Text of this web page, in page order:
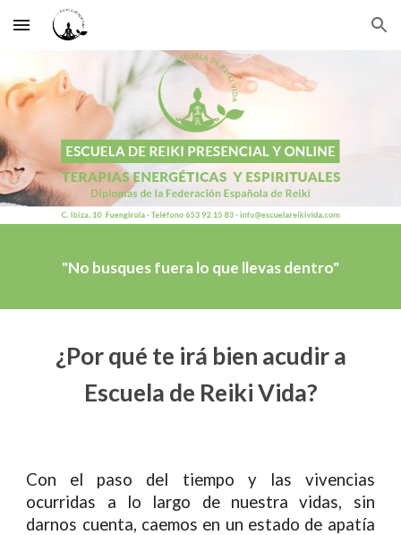
Skip to main content Skip to navigation
"No busques fuera lo que llevas dentro"
¿Por qué te irá bien acudir a
Escuela de Reiki Vida?
Con el paso del tiempo y las vivencias
ocurridas a lo largo de nuestra vidas, sin
darnos cuenta, caemos en un estado de apatía